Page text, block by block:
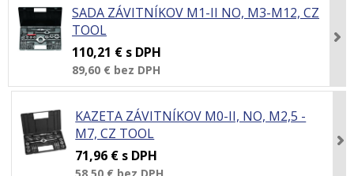
SADA ZÁVITNÍKOV M1-II NO, M3-M12, CZ
TOOL
110,21 € s DPH
89,60 € bez DPH
KAZETA ZÁVITNÍKOV M0-II, NO, M2,5 -
M7, CZ TOOL
71,96 € s DPH